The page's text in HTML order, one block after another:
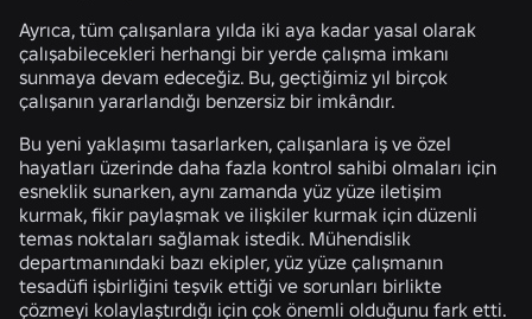
Ayrıca, tüm çalışanlara yılda iki aya kadar yasal olarak
çalışabilecekleri herhangi bir yerde çalışma imkanı
sunmaya devam edeceğiz. Bu, geçtiğimiz yıl birçok
çalışanın yararlandığı benzersiz bir imkândır.
Bu yeni yaklaşımı tasarlarken, çalışanlara iş ve özel
hayatları üzerinde daha fazla kontrol sahibi olmaları için
esneklik sunarken, aynı zamanda yüz yüze iletişim
kurmak, fikir paylaşmak ve ilişkiler kurmak için düzenli
temas noktaları sağlamak istedik. Mühendislik
departmanındaki bazı ekipler, yüz yüze çalışmanın
tesadüfi işbirliğini teşvik ettiği ve sorunları birlikte
çözmeyi kolaylaştırdığı için çok önemli olduğunu fark etti.